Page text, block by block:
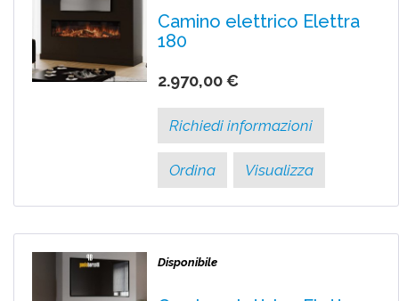
Camino elettrico Elettra
180
2.970,00 €
Richiedi informazioni
Ordina Visualizza
Disponibile